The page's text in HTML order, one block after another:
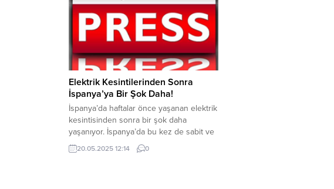
Elektrik Kesintilerinden Sonra
İspanya’ya Bir Şok Daha!
İspanya’da haftalar önce yaşanan elektrik
kesintisinden sonra bir şok daha
yaşanıyor. İspanya’da bu kez de sabit ve
mobil telefon hatları ile internet hizmetleri
çöktü. İspanya’da sabit ve mobil telefon
20.05.2025 12:14 0